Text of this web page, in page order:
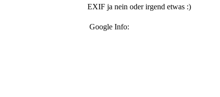
EXIF ja nein oder irgend etwas :)
Google Info: